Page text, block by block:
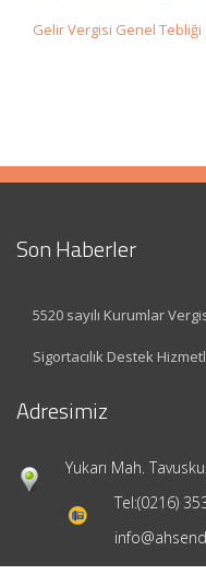
Gelir Vergisi Genel Tebliği
Son Haberler
5520 sayılı Kurumlar
Sigortacılık Destek
Adresimiz
Yukarı Mah.
Tel:(0216)